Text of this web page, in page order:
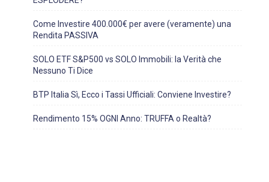
Come Investire 400.000€ per avere (veramente) una
Rendita PASSIVA
SOLO ETF S&P500 vs SOLO Immobili: la Verità che
Nessuno Ti Dice
BTP Italia Sì, Ecco i Tassi Ufficiali: Conviene Investire?
Rendimento 15% OGNI Anno: TRUFFA o Realtà?